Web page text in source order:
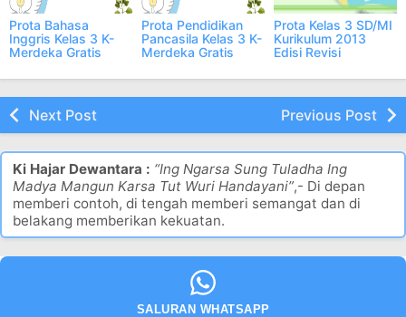
Prota Bahasa
Inggris Kelas 3 K-
Merdeka Gratis
Prota Pendidikan
Pancasila Kelas 3 K-
Merdeka Gratis
Prota Kelas 3 SD/MI
Kurikulum 2013
Edisi Revisi
Next Post Previous Post
Ki Hajar Dewantara : “Ing Ngarsa Sung Tuladha Ing
Madya Mangun Karsa Tut Wuri Handayani”,- Di depan
memberi contoh, di tengah memberi semangat dan di
belakang memberikan kekuatan.
SALURAN WHATSAPP